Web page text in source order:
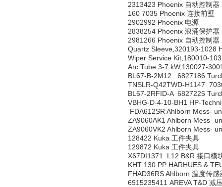
2313423 Phoenix 自动控制器
160 7035 Phoenix 连接前壁
2902992 Phoenix 电源
2838254 Phoenix 浪涌保护器
2981266 Phoenix 自动控制器
Quartz Sleeve,320193-1028
Wiper Service Kit,180010-
Arc Tube 3-7 kW,130027-
BL67-B-2M12 6827186
TNSLR-Q42TWD-H1147
BL67-2RFID-A 6827225
VBHG-D-4-10-BH1 HP-
FDA612SR Ahlborn Mess-
ZA9060AK1 Ahlborn Mess-
ZA9060VK2 Ahlborn Mess-
128422 Kuka 工件夹具
129872 Kuka 工件夹具
X67DI1371. L12 B&R 接口模
KHT 130 PP HARHUES &
FHAD36RS Ahlborn 温度传感
6915235411 AREVA T&D 减